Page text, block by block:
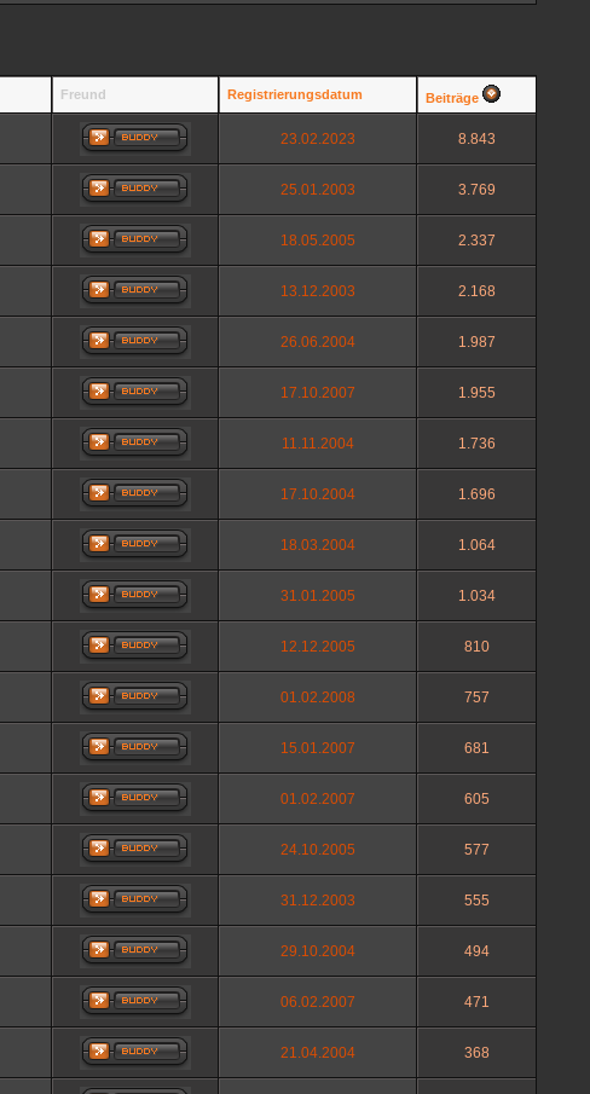
Freund Registrierungsdatum Beiträge
23.02.2023 8.843
25.01.2003 3.769
18.05.2005 2.337
13.12.2003 2.168
26.06.2004 1.987
17.10.2007 1.955
11.11.2004 1.736
17.10.2004 1.696
18.03.2004 1.064
31.01.2005 1.034
12.12.2005 810
01.02.2008 757
15.01.2007 681
01.02.2007 605
24.10.2005 577
31.12.2003 555
29.10.2004 494
06.02.2007 471
21.04.2004 368